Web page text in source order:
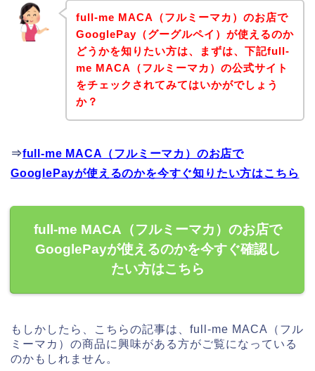
full-me MACA（フルミーマカ）のお店で
GooglePay（グーグルペイ）が使えるのか
どうかを知りたい方は、まずは、下記full-
me MACA（フルミーマカ）の公式サイト
をチェックされてみてはいかがでしょう
か？
⇒full-me MACA（フルミーマカ）のお店で
GooglePayが使えるのかを今すぐ知りたい方はこちら
full-me MACA（フルミーマカ）のお店で
GooglePayが使えるのかを今すぐ確認し
たい方はこちら
もしかしたら、こちらの記事は、full-me MACA（フル
ミーマカ）の商品に興味がある方がご覧になっている
のかもしれません。